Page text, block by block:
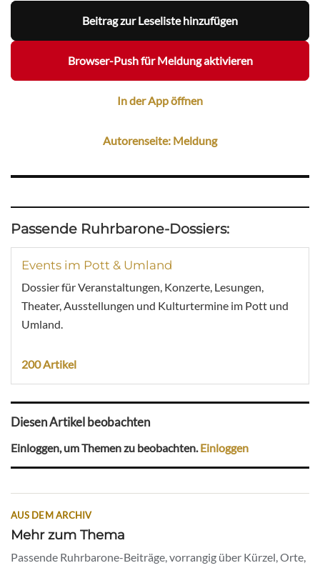
Beitrag zur Leseliste hinzufügen
Browser-Push für Meldung aktivieren
In der App öffnen
Autorenseite: Meldung
Passende Ruhrbarone-Dossiers:
Events im Pott & Umland
Dossier für Veranstaltungen, Konzerte, Lesungen,
Theater, Ausstellungen und Kulturtermine im Pott und
Umland.
200 Artikel
Diesen Artikel beobachten
Einloggen, um Themen zu beobachten. Einloggen
AUS DEM ARCHIV
Mehr zum Thema
Passende Ruhrbarone-Beiträge, vorrangig über Kürzel, Orte,